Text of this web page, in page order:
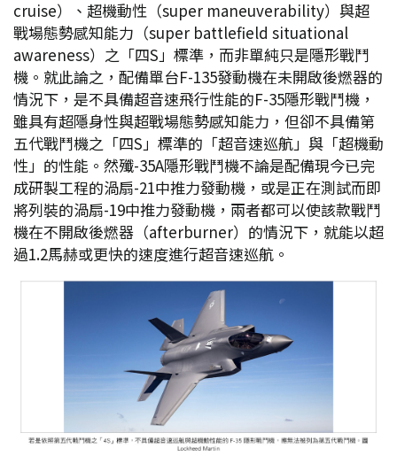
cruise）、超機動性（super maneuverability）與超
戰場態勢感知能力（super battlefield situational
awareness）之「四S」標準，而非單純只是隱形戰鬥
機。就此論之，配備單台F-135發動機在未開啟後燃器的
情況下，是不具備超音速飛行性能的F-35隱形戰鬥機，
雖具有超隱身性與超戰場態勢感知能力，但卻不具備第
五代戰鬥機之「四S」標準的「超音速巡航」與「超機動
性」的性能。然殲-35A隱形戰鬥機不論是配備現今已完
成研製工程的渦扇-21中推力發動機，或是正在測試而即
將列裝的渦扇-19中推力發動機，兩者都可以使該款戰鬥
機在不開啟後燃器（afterburner）的情況下，就能以超
過1.2馬赫或更快的速度進行超音速巡航。